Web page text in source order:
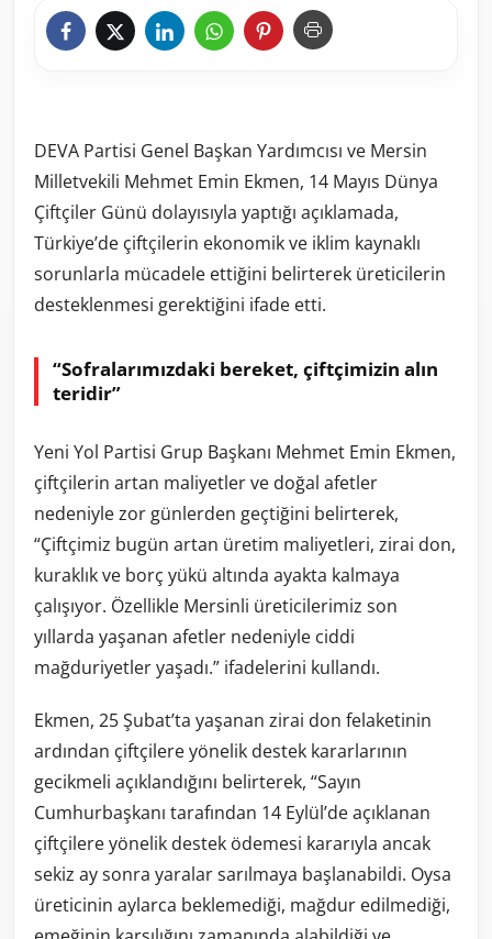
DEVA Partisi Genel Başkan Yardımcısı ve Mersin
Milletvekili Mehmet Emin Ekmen, 14 Mayıs Dünya
Çiftçiler Günü dolayısıyla yaptığı açıklamada,
Türkiye’de çiftçilerin ekonomik ve iklim kaynaklı
sorunlarla mücadele ettiğini belirterek üreticilerin
desteklenmesi gerektiğini ifade etti.
“Sofralarımızdaki bereket, çiftçimizin alın
teridir”
Yeni Yol Partisi Grup Başkanı Mehmet Emin Ekmen,
çiftçilerin artan maliyetler ve doğal afetler
nedeniyle zor günlerden geçtiğini belirterek,
“Çiftçimiz bugün artan üretim maliyetleri, zirai don,
kuraklık ve borç yükü altında ayakta kalmaya
çalışıyor. Özellikle Mersinli üreticilerimiz son
yıllarda yaşanan afetler nedeniyle ciddi
mağduriyetler yaşadı.” ifadelerini kullandı.
Ekmen, 25 Şubat’ta yaşanan zirai don felaketinin
ardından çiftçilere yönelik destek kararlarının
gecikmeli açıklandığını belirterek, “Sayın
Cumhurbaşkanı tarafından 14 Eylül’de açıklanan
çiftçilere yönelik destek ödemesi kararıyla ancak
sekiz ay sonra yaralar sarılmaya başlanabildi. Oysa
üreticinin aylarca beklemediği, mağdur edilmediği,